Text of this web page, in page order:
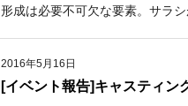
形成は必要不可欠な要素。サラ
2016年5月16日
[イベント報告]キャスティン